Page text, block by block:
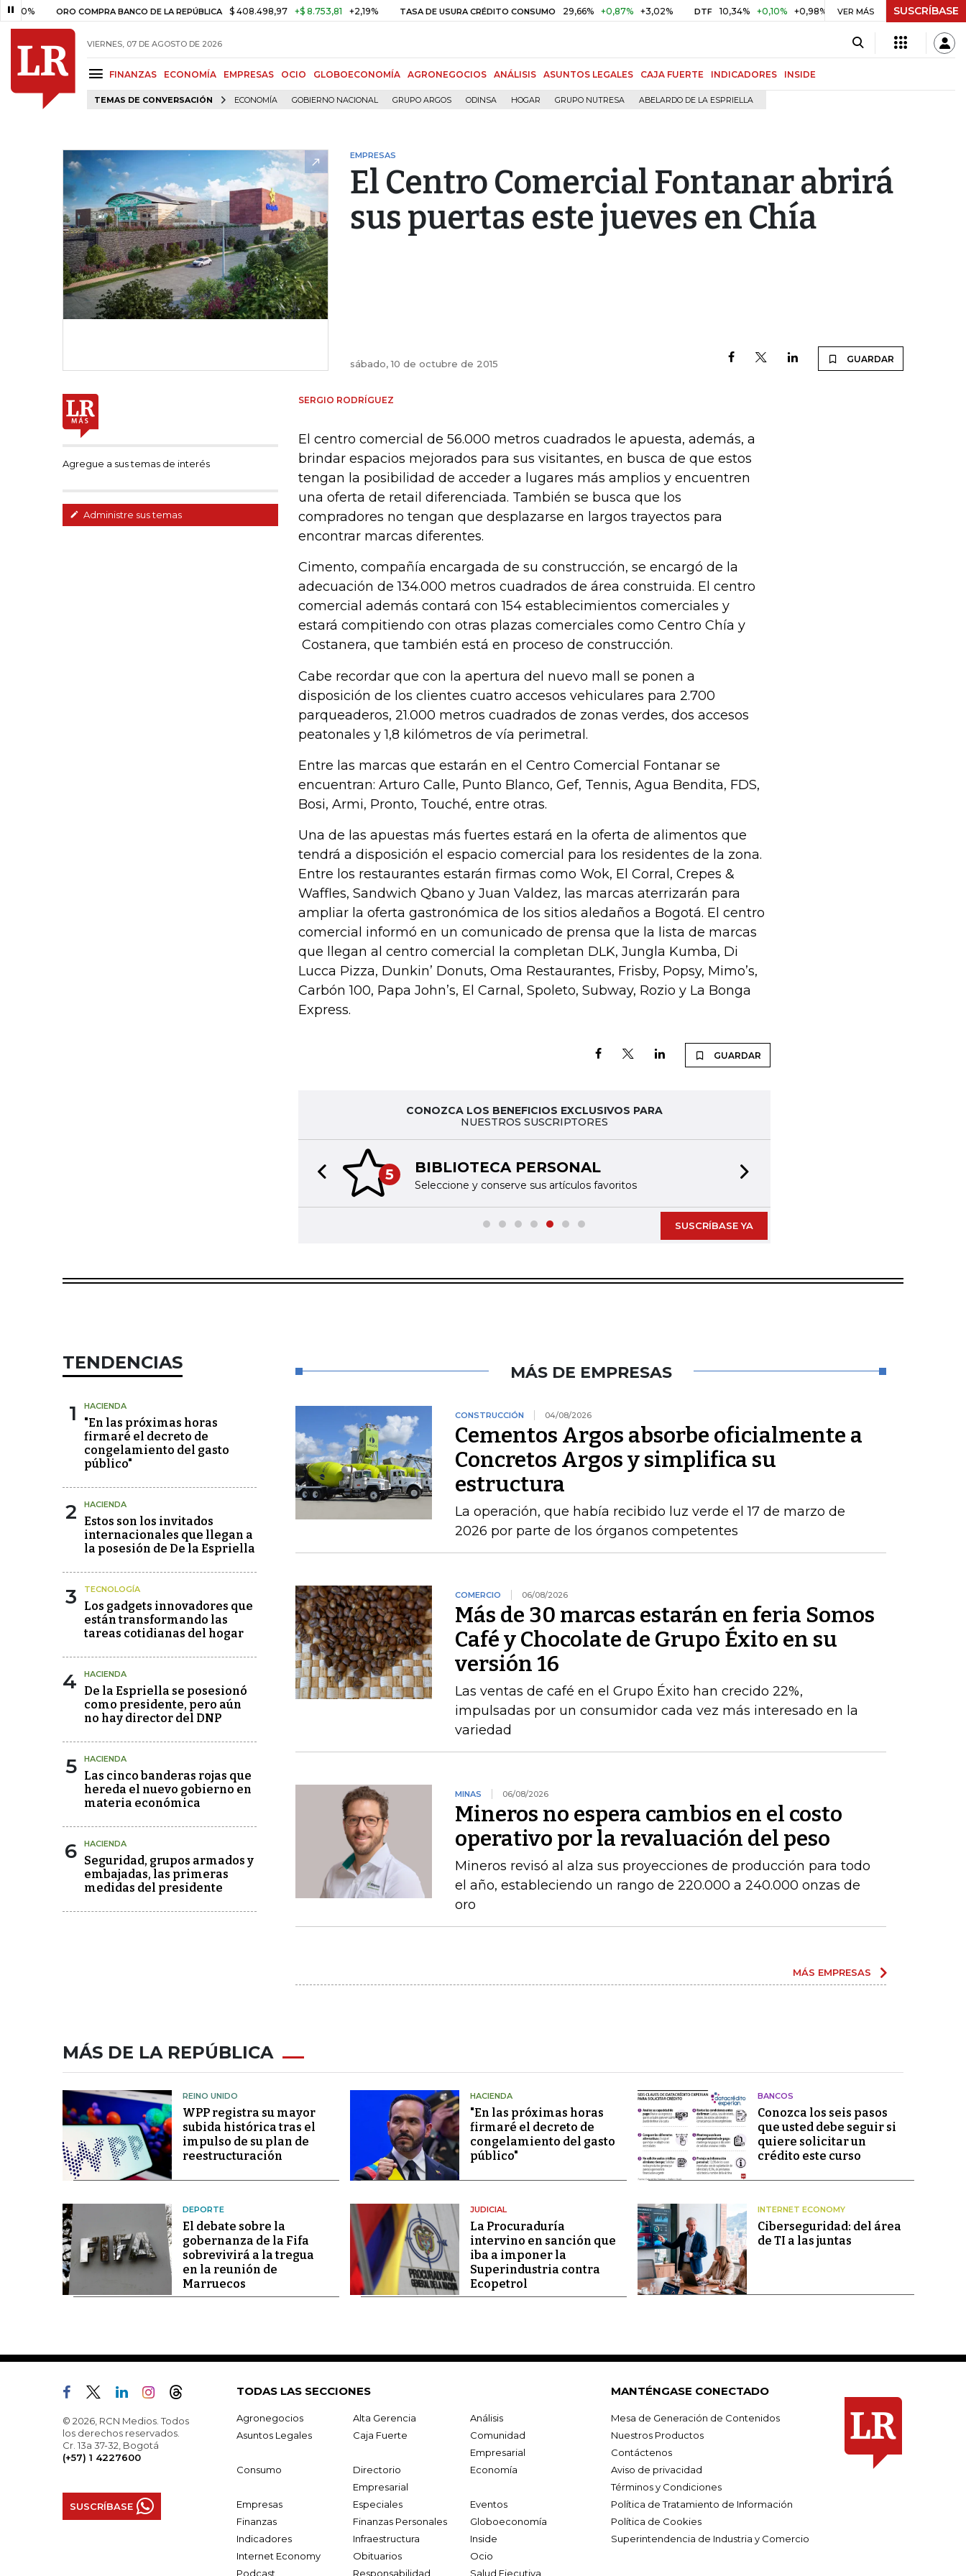
ORO COMPRA BANCO DE LA REPÚBLICA $ 408.498,97 +$ 8.753,81 +2,19% TASA DE USURA CRÉDITO CONSUMO 29,66% +0,87% +3,02% DTF 10,34% +0,10% +0,98% UVR $ 416,91 +$ 0,05 +0,01%
VER MÁS SUSCRÍBASE
VIERNES, 07 DE AGOSTO DE 2026
FINANZAS ECONOMÍA EMPRESAS OCIO GLOBOECONOMÍA AGRONEGOCIOS ANÁLISIS ASUNTOS LEGALES CAJA FUERTE INDICADORES INSIDE
TEMAS DE CONVERSACIÓN ECONOMÍA GOBIERNO NACIONAL GRUPO ARGOS ODINSA HOGAR GRUPO NUTRESA ABELARDO DE LA ESPRIELLA
EMPRESAS
El Centro Comercial Fontanar abrirá
sus puertas este jueves en Chía
sábado, 10 de octubre de 2015 GUARDAR
Agregue a sus temas de interés
Administre sus temas
SERGIO RODRÍGUEZ
El centro comercial de 56.000 metros cuadrados le apuesta, además, a
brindar espacios mejorados para sus visitantes, en busca de que estos
tengan la posibilidad de acceder a lugares más amplios y encuentren
una oferta de retail diferenciada. También se busca que los
compradores no tengan que desplazarse en largos trayectos para
encontrar marcas diferentes.
Cimento, compañía encargada de su construcción, se encargó de la
adecuación de 134.000 metros cuadrados de área construida. El centro
comercial además contará con 154 establecimientos comerciales y
estará compitiendo con otras plazas comerciales como Centro Chía y
Costanera, que también está en proceso de construcción.
Cabe recordar que con la apertura del nuevo mall se ponen a
disposición de los clientes cuatro accesos vehiculares para 2.700
parqueaderos, 21.000 metros cuadrados de zonas verdes, dos accesos
peatonales y 1,8 kilómetros de vía perimetral.
Entre las marcas que estarán en el Centro Comercial Fontanar se
encuentran: Arturo Calle, Punto Blanco, Gef, Tennis, Agua Bendita, FDS,
Bosi, Armi, Pronto, Touché, entre otras.
Una de las apuestas más fuertes estará en la oferta de alimentos que
tendrá a disposición el espacio comercial para los residentes de la zona.
Entre los restaurantes estarán firmas como Wok, El Corral, Crepes &
Waffles, Sandwich Qbano y Juan Valdez, las marcas aterrizarán para
ampliar la oferta gastronómica de los sitios aledaños a Bogotá. El centro
comercial informó en un comunicado de prensa que la lista de marcas
que llegan al centro comercial la completan DLK, Jungla Kumba, Di
Lucca Pizza, Dunkin’ Donuts, Oma Restaurantes, Frisby, Popsy, Mimo’s,
Carbón 100, Papa John’s, El Carnal, Spoleto, Subway, Rozio y La Bonga
Express.
GUARDAR
CONOZCA LOS BENEFICIOS EXCLUSIVOS PARA
NUESTROS SUSCRIPTORES
5 BIBLIOTECA PERSONAL
Seleccione y conserve sus artículos favoritos
Previous slide
SUSCRÍBASE YA
TENDENCIAS
1 HACIENDA
"En las próximas horas
firmaré el decreto de
congelamiento del gasto
público"
2 HACIENDA
Estos son los invitados
internacionales que llegan a
la posesión de De la Espriella
3 TECNOLOGÍA
Los gadgets innovadores que
están transformando las
tareas cotidianas del hogar
4 HACIENDA
De la Espriella se posesionó
como presidente, pero aún
no hay director del DNP
5 HACIENDA
Las cinco banderas rojas que
hereda el nuevo gobierno en
materia económica
6 HACIENDA
Seguridad, grupos armados y
embajadas, las primeras
medidas del presidente
MÁS DE EMPRESAS
CONSTRUCCIÓN 04/08/2026
Cementos Argos absorbe oficialmente a
Concretos Argos y simplifica su
estructura
La operación, que había recibido luz verde el 17 de marzo de
2026 por parte de los órganos competentes
COMERCIO 06/08/2026
Más de 30 marcas estarán en feria Somos
Café y Chocolate de Grupo Éxito en su
versión 16
Las ventas de café en el Grupo Éxito han crecido 22%,
impulsadas por un consumidor cada vez más interesado en la
variedad
MINAS 06/08/2026
Mineros no espera cambios en el costo
operativo por la revaluación del peso
Mineros revisó al alza sus proyecciones de producción para todo
el año, estableciendo un rango de 220.000 a 240.000 onzas de
oro
MÁS EMPRESAS
MÁS DE LA REPÚBLICA
REINO UNIDO
WPP registra su mayor
subida histórica tras el
impulso de su plan de
reestructuración
HACIENDA
"En las próximas horas
firmaré el decreto de
congelamiento del gasto
público"
BANCOS
Conozca los seis pasos
que usted debe seguir si
quiere solicitar un
crédito este curso
DEPORTE
El debate sobre la
gobernanza de la Fifa
sobrevivirá a la tregua
en la reunión de
Marruecos
JUDICIAL
La Procuraduría
intervino en sanción que
iba a imponer la
Superindustria contra
Ecopetrol
INTERNET ECONOMY
Ciberseguridad: del área
de TI a las juntas
© 2026, RCN Medios. Todos
los derechos reservados.
Cr. 13a 37-32, Bogotá
(+57) 1 4227600
SUSCRÍBASE
TODAS LAS SECCIONES
Agronegocios Alta Gerencia
Análisis
Asuntos Legales
Caja Fuerte
Comunidad
Empresarial
Consumo
Directorio
Empresarial
Economía
Empresas Especiales
Eventos
Finanzas
Finanzas Personales
Globoeconomía
Indicadores
Infraestructura
Inside
Internet Economy
Obituarios
Ocio
Podcast
Responsabilidad Salud Ejecutiva
MANTÉNGASE CONECTADO
Mesa de Generación de Contenidos
Nuestros Productos
Contáctenos
Aviso de privacidad
Términos y Condiciones
Política de Tratamiento de Información
Política de Cookies
Superintendencia de Industria y Comercio